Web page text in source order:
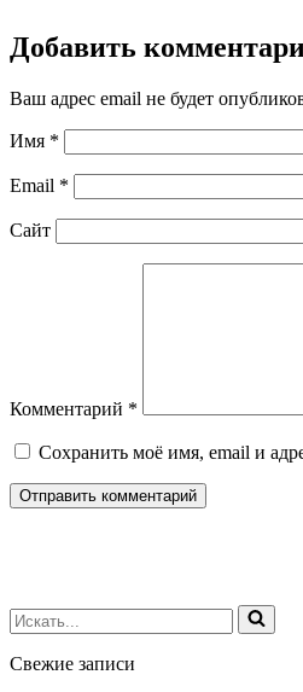
Добавить
Ваш адрес email не будет
Имя *
Email *
Сайт
Комментарий *
Сохранить моё имя, email и
Искать...
Свежие записи